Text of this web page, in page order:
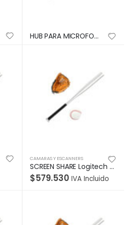
HUB PARA MICROFONO RALLY Logitech Corporativo Opciones Flexibles de Colocación Para Múltiples Bases de Micrófono Reduce Presencia De Cables Garantía 2Años-NEGRO
CAMARAS Y ESCANNERS
SCREEN SHARE Logitech Corporativo HDMI Una Forma Rápida, Sencilla y Asequible De Compartir Contenido En Salas De Conferencias y Reuniones Online Garantía 2Años-NEGRO
$579.530 IVA Incluido